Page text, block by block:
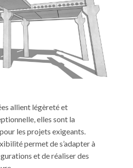
allient légèreté et
elles sont la
les projets exigeants.
permet de s’adapter à
et de réaliser des